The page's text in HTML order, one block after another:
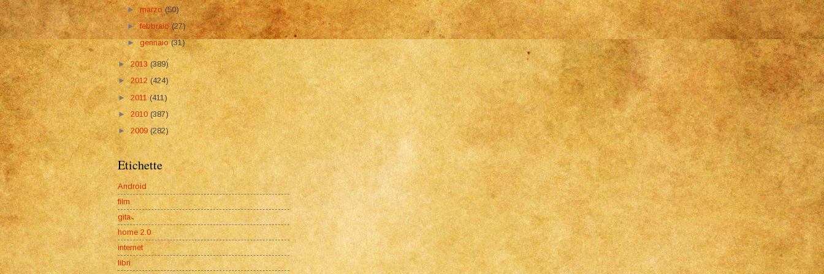
►marzo(50)
►febbraio(27)
►gennaio(31)
►2013 (389)
►2012 (424)
►2011(411)
►2010 (387)
►2009(282)
Etichette
Android
film
gita
home 2.0
internet
libri